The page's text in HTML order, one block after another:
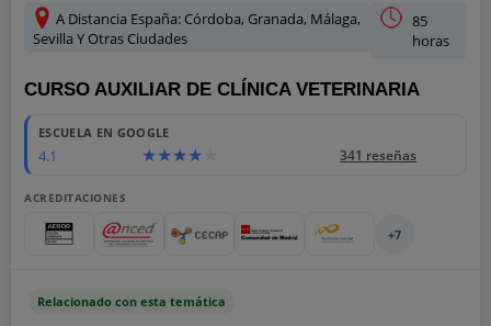
A Distancia España: Córdoba, Granada, Málaga,
Sevilla Y Otras Ciudades
85
horas
CURSO AUXILIAR DE CLÍNICA VETERINARIA
ESCUELA EN GOOGLE
4.1 341 reseñas
ACREDITACIONES
+7
Relacionado con esta temática